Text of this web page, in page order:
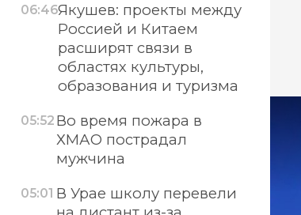
06:46Якушев: проекты между
Россией и Китаем
расширят связи в
областях культуры,
образования и туризма
05:52 Во время пожара в
ХМАО пострадал
мужчина
05:01 В Урае школу перевели